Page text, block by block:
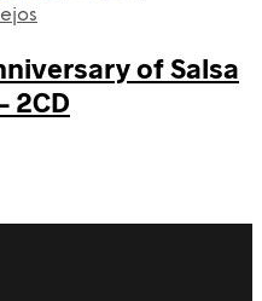
of Salsa
2CD